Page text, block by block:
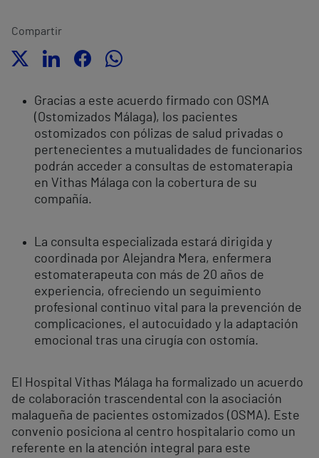
Compartir
Gracias a este acuerdo firmado con OSMA
(Ostomizados Málaga), los pacientes
ostomizados con pólizas de salud privadas o
pertenecientes a mutualidades de funcionarios
podrán acceder a consultas de estomaterapia
en Vithas Málaga con la cobertura de su
compañía.
La consulta especializada estará dirigida y
coordinada por Alejandra Mera, enfermera
estomaterapeuta con más de 20 años de
experiencia, ofreciendo un seguimiento
profesional continuo vital para la prevención de
complicaciones, el autocuidado y la adaptación
emocional tras una cirugía con ostomía.
El Hospital Vithas Málaga ha formalizado un acuerdo
de colaboración trascendental con la asociación
malagueña de pacientes ostomizados (OSMA). Este
convenio posiciona al centro hospitalario como un
referente en la atención integral para este